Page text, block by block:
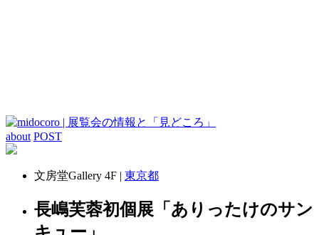
about POST
文房堂Gallery 4F | 東京都
長嶋芙蓉初個展「ありったけのサン